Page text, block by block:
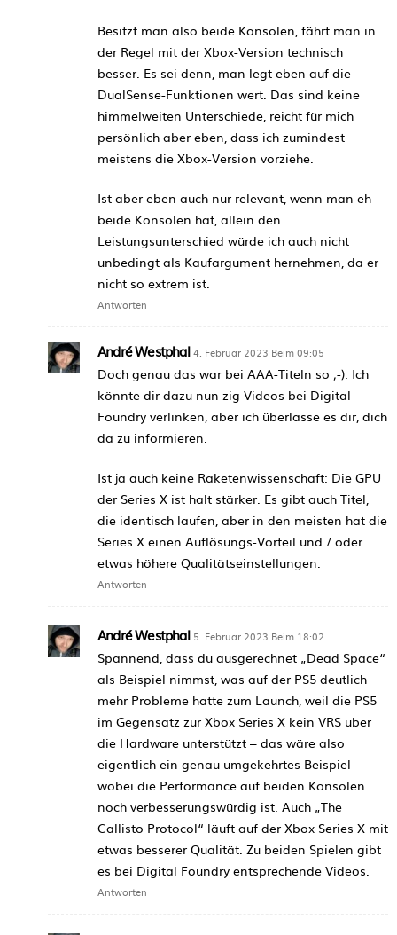
Besitzt man also beide Konsolen, fährt man in
der Regel mit der Xbox-Version technisch
besser. Es sei denn, man legt eben auf die
DualSense-Funktionen wert. Das sind keine
himmelweiten Unterschiede, reicht für mich
persönlich aber eben, dass ich zumindest
meistens die Xbox-Version vorziehe.
Ist aber eben auch nur relevant, wenn man eh
beide Konsolen hat, allein den
Leistungsunterschied würde ich auch nicht
unbedingt als Kaufargument hernehmen, da er
nicht so extrem ist.
Antworten
André Westphal 4. Februar 2023 Beim 09:05
Doch genau das war bei AAA-Titeln so ;-). Ich
könnte dir dazu nun zig Videos bei Digital
Foundry verlinken, aber ich überlasse es dir, dich
da zu informieren.
Ist ja auch keine Raketenwissenschaft: Die GPU
der Series X ist halt stärker. Es gibt auch Titel,
die identisch laufen, aber in den meisten hat die
Series X einen Auflösungs-Vorteil und / oder
etwas höhere Qualitätseinstellungen.
Antworten
André Westphal 5. Februar 2023 Beim 18:02
Spannend, dass du ausgerechnet „Dead Space“
als Beispiel nimmst, was auf der PS5 deutlich
mehr Probleme hatte zum Launch, weil die PS5
im Gegensatz zur Xbox Series X kein VRS über
die Hardware unterstützt – das wäre also
eigentlich ein genau umgekehrtes Beispiel –
wobei die Performance auf beiden Konsolen
noch verbesserungswürdig ist. Auch „The
Callisto Protocol“ läuft auf der Xbox Series X mit
etwas besserer Qualität. Zu beiden Spielen gibt
es bei Digital Foundry entsprechende Videos.
Antworten